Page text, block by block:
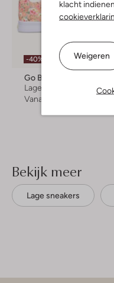
klacht
Weigeren
-40%
Go Bananas
Lage sneakers
Vanaf
Bekijk meer
Lage sneakers